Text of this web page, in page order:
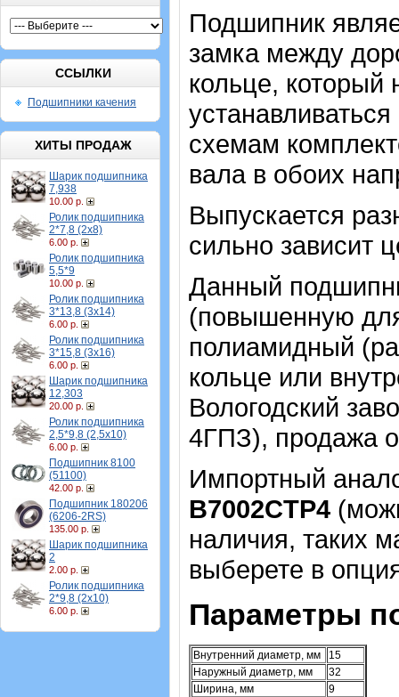
ССЫЛКИ
Подшипники качения
ХИТЫ ПРОДАЖ
Шарик подшипника
7,938
10.00 р.
Ролик подшипника
2*7,8 (2х8)
6.00 р.
Ролик подшипника
5,5*9
10.00 р.
Ролик подшипника
3*13,8 (3х14)
6.00 р.
Ролик подшипника
3*15,8 (3х16)
6.00 р.
Шарик подшипника
12,303
20.00 р.
Ролик подшипника
2,5*9,8 (2,5х10)
6.00 р.
Подшипник 8100
(51100)
42.00 р.
Подшипник 180206
(6206-2RS)
135.00 р.
Шарик подшипника
2
2.00 р.
Ролик подшипника
2*9,8 (2х10)
6.00 р.
Подшипник
замка между
кольце,
схемам
вала в обоих
Выпускается
сильно зависит
Данный
(повышенную
полиамидный
кольце или
Вологодский
4ГПЗ), продажа
Импортный
B7002CTP4
наличия, таких
выберете в
Параметры
Внутренний диаметр, мм
15
Наружный диаметр, мм
32
Ширина, мм
9